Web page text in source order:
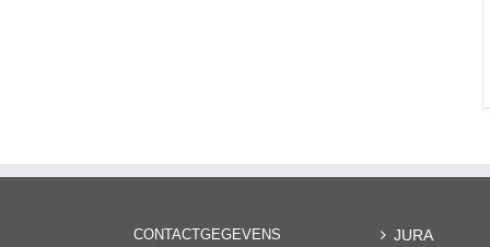
CONTACTGEGEVENS JURA